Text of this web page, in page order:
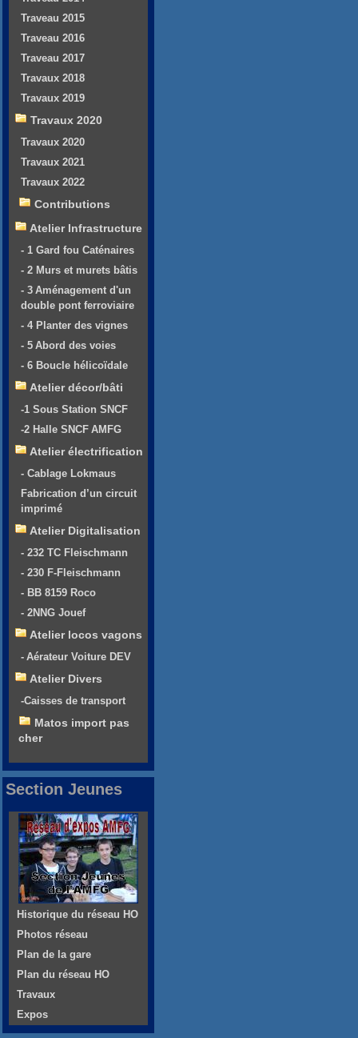
Traveau 2015
Traveau 2016
Traveau 2017
Travaux 2018
Travaux 2019
Travaux 2020
Travaux 2020
Travaux 2021
Travaux 2022
Contributions
Atelier Infrastructure
- 1 Gard fou Caténaires
- 2 Murs et murets bâtis
- 3 Aménagement d'un
double pont ferroviaire
- 4 Planter des vignes
- 5 Abord des voies
- 6 Boucle hélicoïdale
Atelier décor/bâti
-1 Sous Station SNCF
-2 Halle SNCF AMFG
Atelier électrification
- Cablage Lokmaus
Fabrication d’un circuit
imprimé
Atelier Digitalisation
- 232 TC Fleischmann
- 230 F-Fleischmann
- BB 8159 Roco
- 2NNG Jouef
Atelier locos vagons
- Aérateur Voiture DEV
Atelier Divers
-Caisses de transport
Matos import pas
cher
Section Jeunes
Historique du réseau HO
Photos réseau
Plan de la gare
Plan du réseau HO
Travaux
Expos